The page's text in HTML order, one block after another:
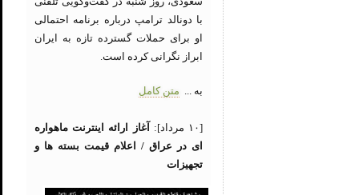
با دونالد ترامپ درباره برنامه احتمالی
او برای حملات گسترده تازه به ایران
ابراز نگرانی کرده است.
به ... متن کامل
[۱۰ مرداد]:
آغاز ارائه اینترنت ماهواره
ای در عراق / اعلام قیمت بسته ها و
تجهیزات